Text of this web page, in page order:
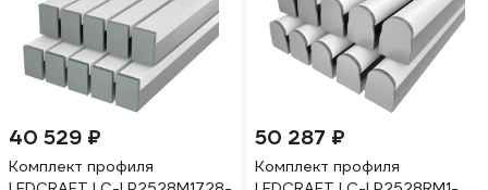
40 529 ₽
Комплект профиля
50 287 ₽
Комплект профиля